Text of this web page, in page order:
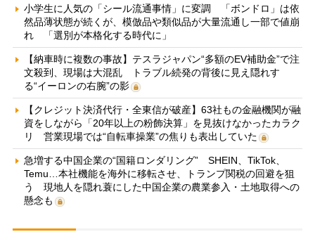
小学生に人気の「シール流通事情」に変調 「ボンドロ」は依
然品薄状態が続くが、模倣品や類似品が大量流通し一部で値崩
れ 「選別が本格化する時代に」
【納車時に複数の事故】テスラジャパン“多額のEV補助金”で注
文殺到、現場は大混乱 トラブル続発の背後に見え隠れす
る“イーロンの右腕”の影
【クレジット決済代行・全東信が破産】63社もの金融機関が融
資をしながら「20年以上の粉飾決算」を見抜けなかったカラク
リ 営業現場では“自転車操業”の焦りも表出していた
急増する中国企業の“国籍ロンダリング” SHEIN、TikTok、
Temu…本社機能を海外に移転させ、トランプ関税の回避を狙
う 現地人を隠れ蓑にした中国企業の農業参入・土地取得への
懸念も